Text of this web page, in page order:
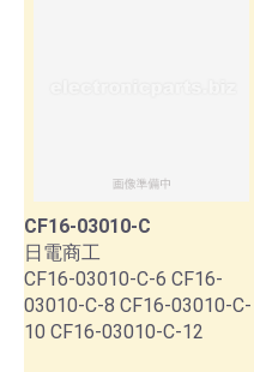
CF16-03010-C
日電商工
CF16-03010-C-6 CF16-
03010-C-8 CF16-03010-C-
10 CF16-03010-C-12